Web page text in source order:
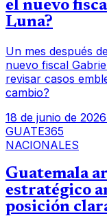
el nuevo
Luna?
Un mes después
nuevo fiscal
revisar casos
cambio?
18 de junio de 2026
GUATE365
NACIONALES
Guatemala
estratégico
posición